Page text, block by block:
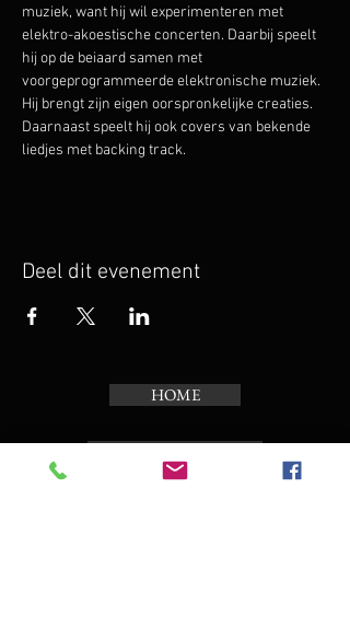
muziek, want hij wil experimenteren met
elektro-akoestische concerten. Daarbij speelt
hij op de beiaard samen met
voorgeprogrammeerde elektronische muziek.
Hij brengt zijn eigen oorspronkelijke creaties.
Daarnaast speelt hij ook covers van bekende
liedjes met backing track.
Deel dit evenement
HOME